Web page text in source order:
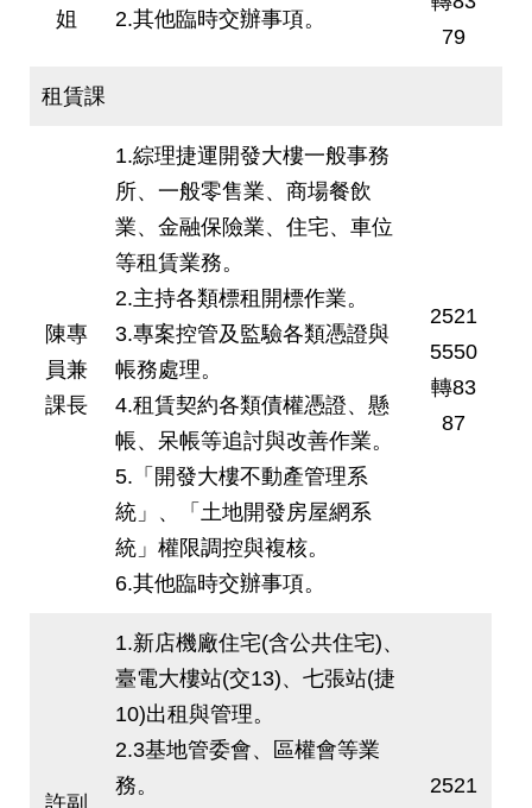
姐
2.其他臨時交辦事項。
79
租賃課
陳專
員兼
課長
1.綜理捷運開發大樓一般事務
所、一般零售業、商場餐飲
業、金融保險業、住宅、車位
等租賃業務。
2.主持各類標租開標作業。
3.專案控管及監驗各類憑證與
帳務處理。
4.租賃契約各類債權憑證、懸
帳、呆帳等追討與改善作業。
5.「開發大樓不動產管理系
統」、「土地開發房屋網系
統」權限調控與複核。
6.其他臨時交辦事項。
2521
5550
轉83
87
許副
1.新店機廠住宅(含公共住宅)、
臺電大樓站(交13)、七張站(捷
10)出租與管理。
2.3基地管委會、區權會等業
務。
2521